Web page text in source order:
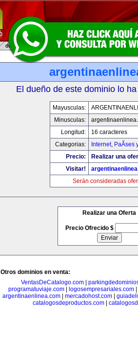
El dueño de este dominio lo
Mayusculas:
Minusculas:
Longitud:
16 caracteres
Categorias:
Internet, PaÃ­ses
Precio:
Realizar una
Visitar!
Serán consideradas
Realizar una Oferta
Precio Ofrecido $
Otros dominios en venta:
VentasDeCatalogo.com|
programatuviaje.com| logosempresariales.com|
argentinaenlinea.com| mercadohost.com|
catalogosdeproductos.com